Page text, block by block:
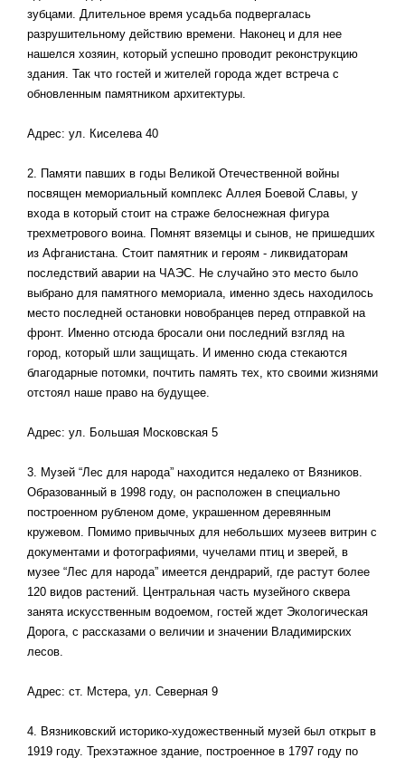
зубцами. Длительное время усадьба подвергалась
разрушительному действию времени. Наконец и для нее
нашелся хозяин, который успешно проводит реконструкцию
здания. Так что гостей и жителей города ждет встреча с
обновленным памятником архитектуры.
Адрес: ул. Киселева 40
2. Памяти павших в годы Великой Отечественной войны
посвящен мемориальный комплекс Аллея Боевой Славы, у
входа в который стоит на страже белоснежная фигура
трехметрового воина. Помнят вяземцы и сынов, не пришедших
из Афганистана. Стоит памятник и героям - ликвидаторам
последствий аварии на ЧАЭС. Не случайно это место было
выбрано для памятного мемориала, именно здесь находилось
место последней остановки новобранцев перед отправкой на
фронт. Именно отсюда бросали они последний взгляд на
город, который шли защищать. И именно сюда стекаются
благодарные потомки, почтить память тех, кто своими жизнями
отстоял наше право на будущее.
Адрес: ул. Большая Московская 5
3. Музей “Лес для народа” находится недалеко от Вязников.
Образованный в 1998 году, он расположен в специально
построенном рубленом доме, украшенном деревянным
кружевом. Помимо привычных для небольших музеев витрин с
документами и фотографиями, чучелами птиц и зверей, в
музее “Лес для народа” имеется дендрарий, где растут более
120 видов растений. Центральная часть музейного сквера
занята искусственным водоемом, гостей ждет Экологическая
Дорога, с рассказами о величии и значении Владимирских
лесов.
Адрес: ст. Мстера, ул. Северная 9
4. Вязниковский историко-художественный музей был открыт в
1919 году. Трехэтажное здание, построенное в 1797 году по